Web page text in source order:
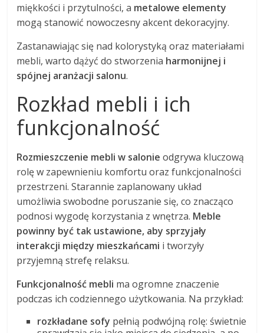
miękkości i przytulności, a metalowe elementy
mogą stanowić nowoczesny akcent dekoracyjny.
Zastanawiając się nad kolorystyką oraz materiałami
mebli, warto dążyć do stworzenia harmonijnej i
spójnej aranżacji salonu.
Rozkład mebli i ich
funkcjonalność
Rozmieszczenie mebli w salonie odgrywa kluczową
rolę w zapewnieniu komfortu oraz funkcjonalności
przestrzeni. Starannie zaplanowany układ
umożliwia swobodne poruszanie się, co znacząco
podnosi wygodę korzystania z wnętrza. Meble
powinny być tak ustawione, aby sprzyjały
interakcji między mieszkańcami i tworzyły
przyjemną strefę relaksu.
Funkcjonalność mebli ma ogromne znaczenie
podczas ich codziennego użytkowania. Na przykład:
rozkładane sofy pełnią podwójną rolę: świetnie